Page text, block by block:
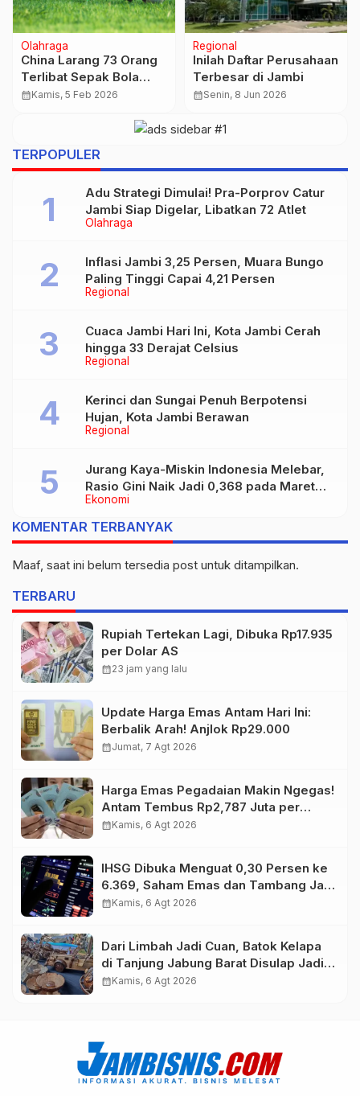
Bisnis Jambi
Harga Sembako di
Pasar Kasang Jambi
Stabil, Ayam Broiler dan
calendar_monthSelasa, 9 Jun 2026
Nasional
Prabowo Peringatkan
Eks Bos BUMN: Siap-
siap Dipanggil
calendar_monthSenin, 2 Feb 2026
TERPOPULER
Olahraga
Adu Strategi Dimulai! Pra-Porprov Catur
Jambi Siap Digelar, Libatkan 72 Atlet
Regional
Inflasi Jambi 3,25 Persen, Muara Bungo
Paling Tinggi Capai 4,21 Persen
Regional
Cuaca Jambi Hari Ini, Kota Jambi Cerah
hingga 33 Derajat Celsius
Regional
Kerinci dan Sungai Penuh Berpotensi
Hujan, Kota Jambi Berawan
Ekonomi
Jurang Kaya-Miskin Indonesia Melebar,
Rasio Gini Naik Jadi 0,368 pada Maret
2026
KOMENTAR TERBANYAK
Maaf, saat ini belum tersedia post untuk ditampilkan.
TERBARU
Rupiah Tertekan Lagi, Dibuka Rp17.935
per Dolar AS
calendar_month23 jam yang lalu
Update Harga Emas Antam Hari Ini:
Berbalik Arah! Anjlok Rp29.000
calendar_monthJumat, 7 Agt 2026
Harga Emas Pegadaian Makin Ngegas!
Antam Tembus Rp2,787 Juta per
Gram
calendar_monthKamis, 6 Agt 2026
IHSG Dibuka Menguat 0,30 Persen ke
6.369, Saham Emas dan Tambang Jadi
Penggerak
calendar_monthKamis, 6 Agt 2026
Dari Limbah Jadi Cuan, Batok Kelapa
di Tanjung Jabung Barat Disulap Jadi
Kerajinan Bernilai Tinggi
calendar_monthKamis, 6 Agt 2026